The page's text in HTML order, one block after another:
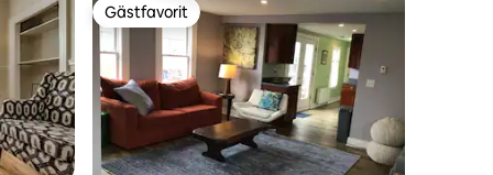
Gästfavorit
Gästfavorit